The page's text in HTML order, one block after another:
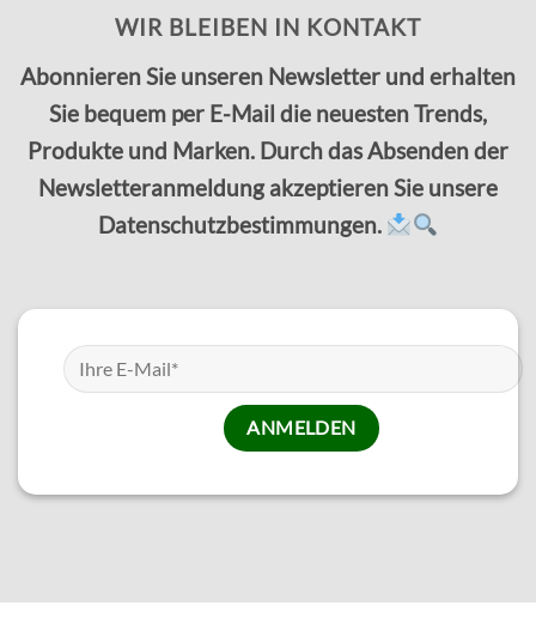
WIR BLEIBEN IN KONTAKT
Abonnieren Sie unseren Newsletter und erhalten
Sie bequem per E-Mail die neuesten Trends,
Produkte und Marken. Durch das Absenden der
Newsletteranmeldung akzeptieren Sie unsere
Datenschutzbestimmungen.